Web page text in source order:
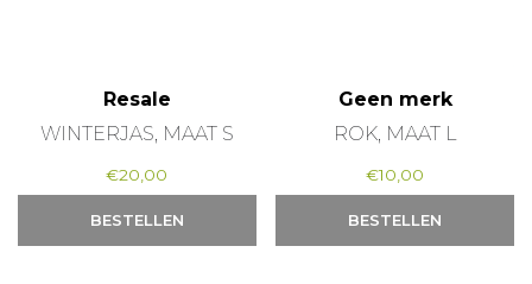
Resale
WINTERJAS, MAAT S
€20,00
BESTELLEN
Geen merk
ROK, MAAT L
€10,00
BESTELLEN